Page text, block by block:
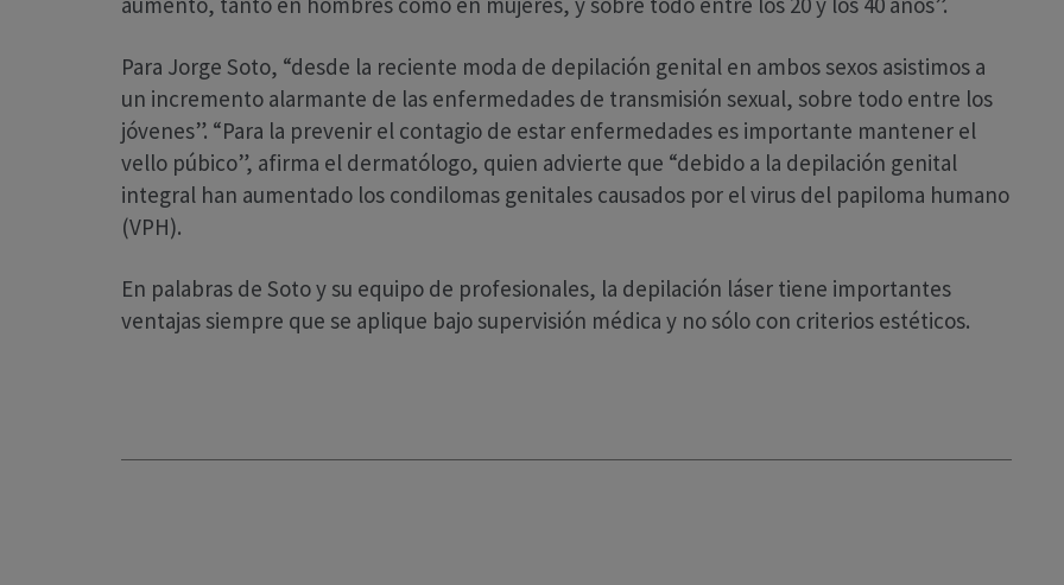
Para Jorge Soto, “desde la reciente moda de depilación genital en ambos sexos asistimos a
un incremento alarmante de las enfermedades de transmisión sexual, sobre todo entre los
jóvenes”. “Para la prevenir el contagio de estar enfermedades es importante mantener el
vello púbico”, afirma el dermatólogo, quien advierte que “debido a la depilación genital
integral han aumentado los condilomas genitales causados por el virus del papiloma humano
(VPH).
En palabras de Soto y su equipo de profesionales, la depilación láser tiene importantes
ventajas siempre que se aplique bajo supervisión médica y no sólo con criterios estéticos.